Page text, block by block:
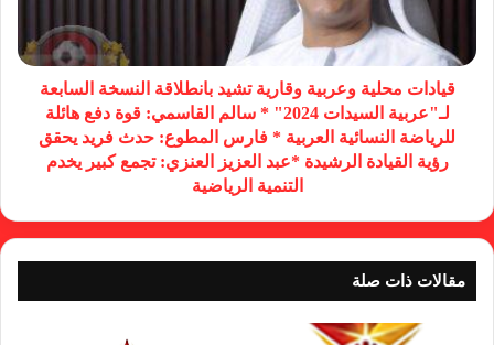
قيادات محلية وعربية وقارية تشيد بانطلاقة النسخة السابعة
لـ"عربية السيدات 2024" * سالم القاسمي: قوة دفع هائلة
للرياضة النسائية العربية * فارس المطوع: حدث فريد يحقق
رؤية القيادة الرشيدة *عبد العزيز العنزي: تجمع كبير يخدم
التنمية الرياضية
مقالات ذات صلة